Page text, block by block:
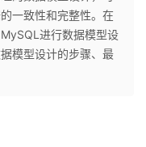
一致性和完整性。在
进行数据模型设
模型设计的步骤、最